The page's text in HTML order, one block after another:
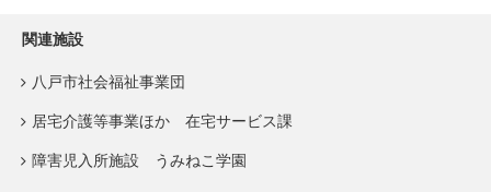
関連施設
八戸市社会福祉事業団
居宅介護等事業ほか 在宅サービス課
障害児入所施設 うみねこ学園